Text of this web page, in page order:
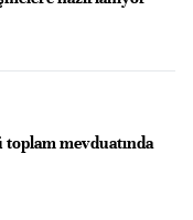
toplam mevduatında